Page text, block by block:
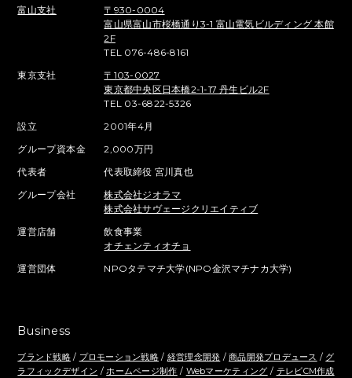
富山支社
〒930-0004
富山県富山市桜橋通り3-1 富山電気ビルディング 本館
2F
TEL 076-486-8161
東京支社
〒103-0027
東京都中央区日本橋2-1-17 丹生ビル2F
TEL 03-6822-5326
設立
2001年4月
グループ資本金
2,000万円
代表者
代表取締役 宮川真也
グループ会社
株式会社ジオラマ
株式会社サヴェージクリエイティブ
運営店舗
飲食事業
オチェンティオチョ
運営団体
NPOタテマチ大学(NPO金沢マチナカ大学)
Business
ブランド戦略/ プロモーション戦略 / 経営理念開発 /商品開発プロデュース / グ
ラフィックデザイン /ホームページ制作 / Webマーケティング / テレビCM作成